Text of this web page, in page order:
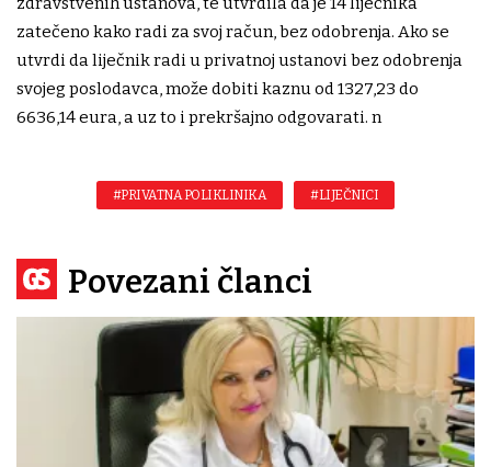
zatečeno kako radi za svoj račun, bez odobrenja. Ako se
utvrdi da liječnik radi u privatnoj ustanovi bez odobrenja
svojeg poslodavca, može dobiti kaznu od 1327,23 do
6636,14 eura, a uz to i prekršajno odgovarati. n
#PRIVATNA POLIKLINIKA #LIJEČNICI
Povezani članci